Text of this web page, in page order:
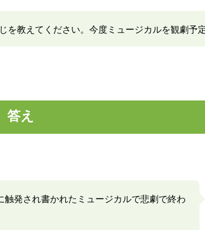
教えてください。今度ミュージカルを観劇予定
答え
発され書かれたミュージカルで悲劇で終わ